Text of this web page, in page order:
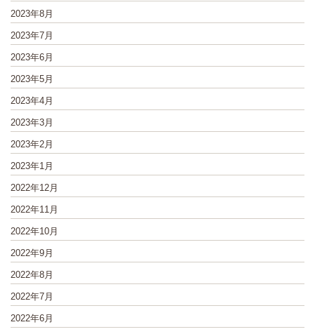
2023年8月
2023年7月
2023年6月
2023年5月
2023年4月
2023年3月
2023年2月
2023年1月
2022年12月
2022年11月
2022年10月
2022年9月
2022年8月
2022年7月
2022年6月